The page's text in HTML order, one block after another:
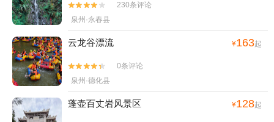


230条评论
泉州·永春县
云龙谷漂流 ¥163起


0条评论
泉州·德化县
蓬壶百丈岩风景区 ¥128起